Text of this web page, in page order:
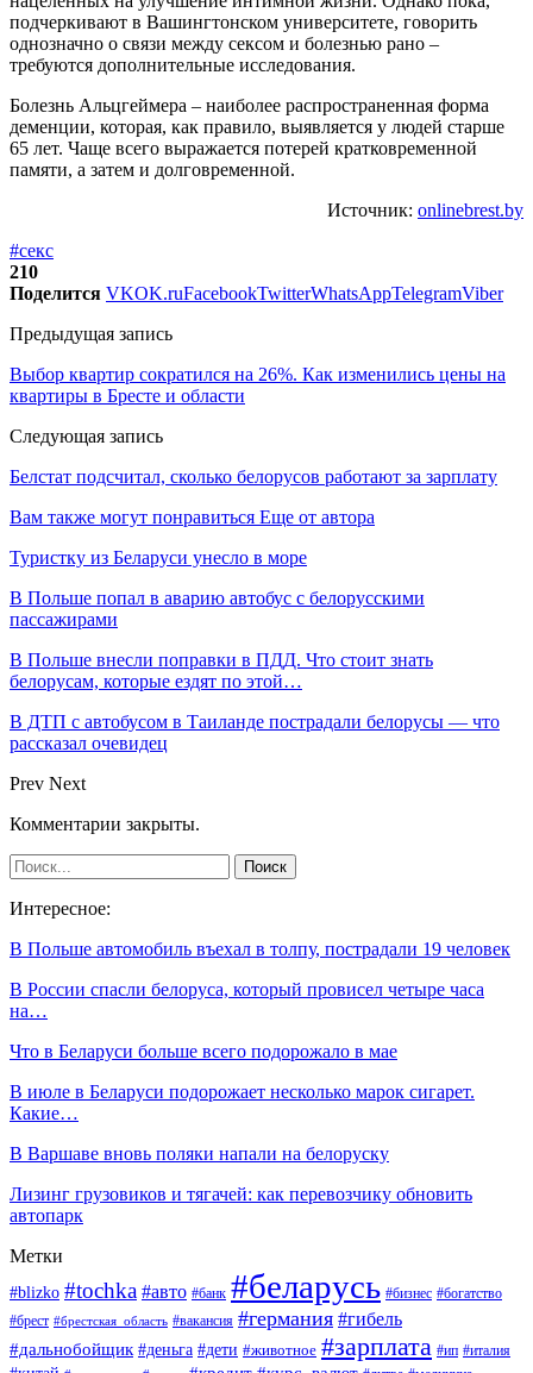
подчеркивают в Вашингтонском университете, говорить
однозначно о связи между сексом и болезнью рано –
требуются дополнительные исследования.
Болезнь Альцгеймера – наиболее распространенная форма
деменции, которая, как правило, выявляется у людей старше
65 лет. Чаще всего выражается потерей кратковременной
памяти, а затем и долговременной.
Источник: onlinebrest.by
#секс
210
Поделится VKOK.ruFacebookTwitterWhatsAppTelegramViber
Предыдущая запись
Выбор квартир сократился на 26%. Как изменились цены на
квартиры в Бресте и области
Следующая запись
Белстат подсчитал, сколько белорусов работают за зарплату
Вам также могут понравиться Еще от автора
Туристку из Беларуси унесло в море
В Польше попал в аварию автобус с белорусскими
пассажирами
В Польше внесли поправки в ПДД. Что стоит знать
белорусам, которые ездят по этой…
В ДТП с автобусом в Таиланде пострадали белорусы — что
рассказал очевидец
Prev Next
Комментарии закрыты.
Интересное:
В Польше автомобиль въехал в толпу, пострадали 19 человек
В России спасли белоруса, который провисел четыре часа
на…
Что в Беларуси больше всего подорожало в мае
В июле в Беларуси подорожает несколько марок сигарет.
Какие…
В Варшаве вновь поляки напали на белоруску
Лизинг грузовиков и тягачей: как перевозчику обновить
автопарк
Метки
#blizko #tochka #авто #банк #беларусь #бизнес #богатство
#брест #брестская_область #вакансия #германия #гибель
#дальнобойщик #деньга #дети #животное #зарплата #ип #италия